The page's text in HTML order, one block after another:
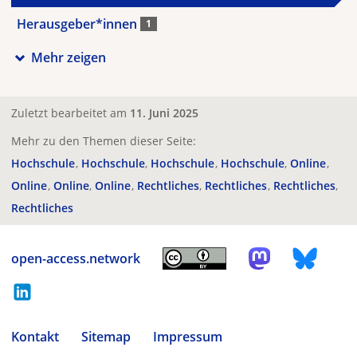
Herausgeber*innen 1
Mehr zeigen
Zuletzt bearbeitet am 11. Juni 2025
Mehr zu den Themen dieser Seite:
Hochschule Hochschule Hochschule Hochschule Online
Online Online Online Rechtliches Rechtliches Rechtliches
Rechtliches
open-access.network
Kontakt Sitemap
Impressum